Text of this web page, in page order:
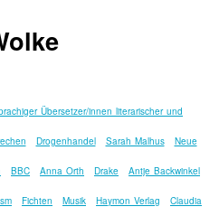
Übersetzer/innen literarischer und
Drogenhandel Sarah Malhus Neue
BBC Anna Orth Drake Antje Backwinkel
Fichten Musik Haymon Verlag Claudia